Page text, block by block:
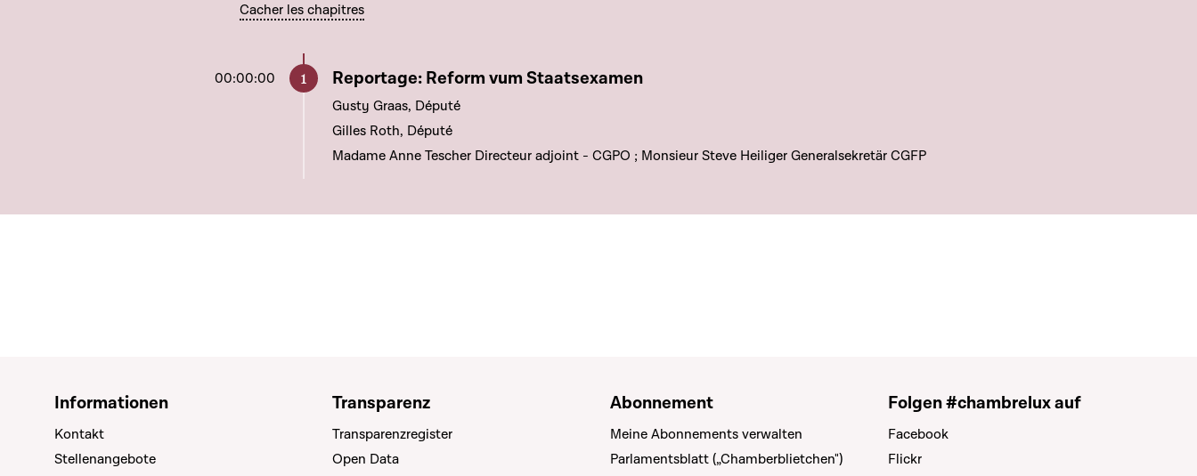
Cacher les chapitres
00:00:00 Aller à ce chapitre
Reportage: Reform vum Staatsexamen
Gusty Graas, Député
Gilles Roth, Député
Madame Anne Tescher Directeur adjoint - CGPO ; Monsieur Steve Heiliger Generalsekretär CGFP
Informationen
Kontakt
Stellenangebote
Transparenz
Transparenzregister
Open Data
Abonnement
Meine Abonnements verwalten
Parlamentsblatt („Chamberblietchen")
Folgen #chambrelux auf
Facebook
Flickr